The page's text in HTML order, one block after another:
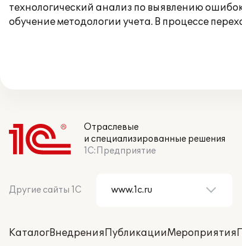
технологический анализ по выявлению
обучение методологии учета. В процессе
Отраслевые
и специализированные решения
1С:Предприятие
Другие сайты 1С
КаталогВнедренияПубликацииМероприятия